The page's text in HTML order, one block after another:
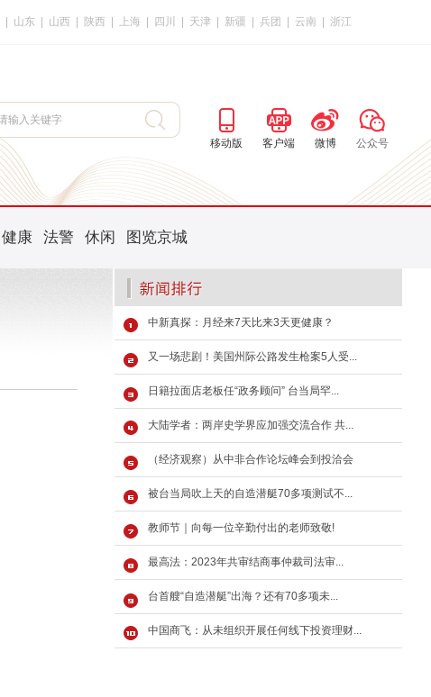
山东 山西 陕西 上海 四川 天津 新疆 兵团 云南 浙江
移动版 客户端 微博 公众号
健康 法警 休闲 图览京城
中新真探：月经来7天比来3天更健康？
又一场悲剧！美国州际公路发生枪案5人受...
日籍拉面店老板任“政务顾问” 台当局罕...
大陆学者：两岸史学界应加强交流合作 共...
（经济观察）从中非合作论坛峰会到投洽会
被台当局吹上天的自造潜艇70多项测试不...
教师节｜向每一位辛勤付出的老师致敬!
最高法：2023年共审结商事仲裁司法审...
台首艘“自造潜艇”出海？还有70多项未...
中国商飞：从未组织开展任何线下投资理财...